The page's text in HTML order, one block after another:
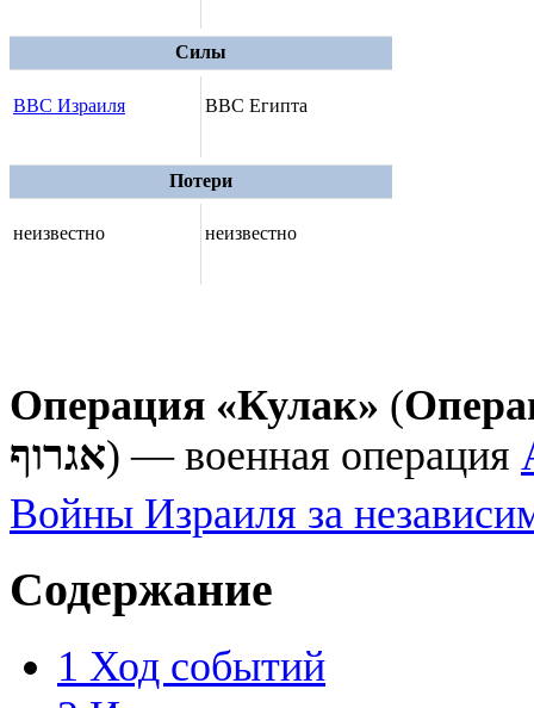
Силы
ВВС Израиля ВВС Египта
Потери
неизвестно неизвестно
Операция «Кулак» (
אגרוף) — военная операция
Войны Израиля за
Содержание
1 Ход событий